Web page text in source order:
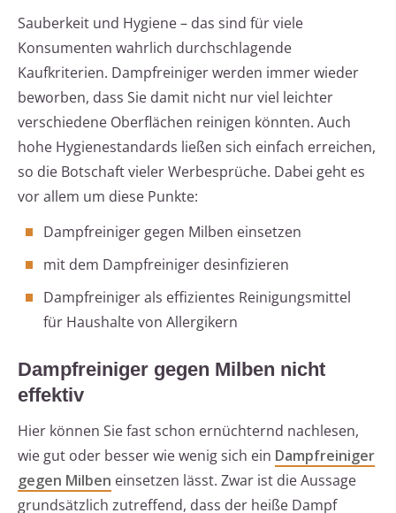
Sauberkeit und Hygiene – das sind für viele
Konsumenten wahrlich durchschlagende
Kaufkriterien. Dampfreiniger werden immer wieder
beworben, dass Sie damit nicht nur viel leichter
verschiedene Oberflächen reinigen könnten. Auch
hohe Hygienestandards ließen sich einfach erreichen,
so die Botschaft vieler Werbesprüche. Dabei geht es
vor allem um diese Punkte:
Dampfreiniger gegen Milben einsetzen
mit dem Dampfreiniger desinfizieren
Dampfreiniger als effizientes Reinigungsmittel
für Haushalte von Allergikern
Dampfreiniger gegen Milben nicht
effektiv
Hier können Sie fast schon ernüchternd nachlesen,
wie gut oder besser wie wenig sich ein Dampfreiniger
gegen Milben einsetzen lässt. Zwar ist die Aussage
grundsätzlich zutreffend, dass der heiße Dampf